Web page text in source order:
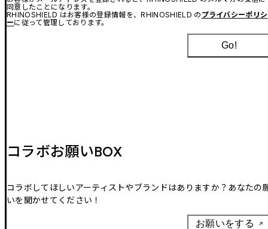
同意したことになります。
RHINOSHIELD はお客様の登録情報を、RHINOSHIELD の プライバシーポリシ
ーに従って管理しております。
Go!
コラボお願いBOX
コラボしてほしいアーティストやブランドはありますか？あなたの
いを聞かせてください！
お願いをする